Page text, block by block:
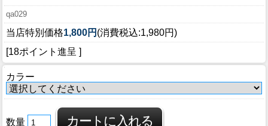
qa029
当店特別価格1,800円 (消費税込:1,980円)
[18ポイント進呈 ]
カラー
数量